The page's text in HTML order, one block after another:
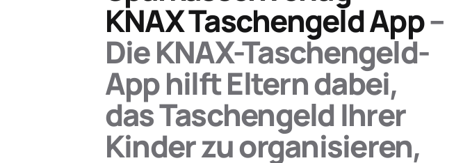
KNAX Taschengeld App–
Die KNAX-Taschengeld-
App hilft Eltern dabei,
das Taschengeld Ihrer
Kinder zu organisieren,